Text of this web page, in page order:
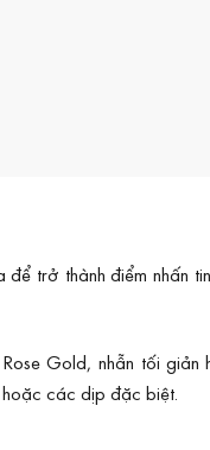
trở thành điểm nhấn
Gold, nhẫn tối
hoặc các dịp đặc biệt.